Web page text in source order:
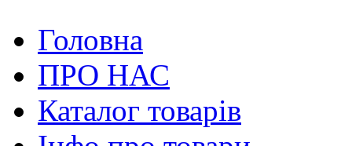
Головна
ПРО НАС
Каталог товарів